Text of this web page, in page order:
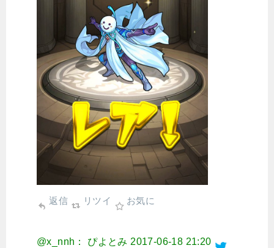
返信 リツイ お気に
@x_nnh： ぴよとみ 2017-06-18 21:20